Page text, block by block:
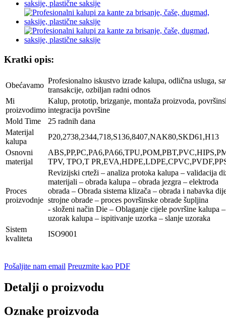
Kratki opis:
Obećavamo
Profesionalno iskustvo izrade kalupa, odlična usluga,
transakcije, ozbiljan radni odnos
Mi
proizvodimo
Kalup, prototip, brizganje, montaža proizvoda,
integracija površine
Mold Time
25 radnih dana
Materijal
kalupa
P20,2738,2344,718,S136,8407,NAK80,SKD61,H13
Osnovni
materijal
TPV, TPO,T
Proces
proizvodnje
Revizijski crteži – analiza protoka kalupa – validacija
materijali – obrada kalupa – obrada jezgra – elektroda
obrada – Obrada sistema klizača – obrada i nabavka
strojne obrade – proces površinske obrade šupljina
- složeni način Die – Oblaganje cijele površine kalupa
uzorak kalupa – ispitivanje uzorka – slanje uzoraka
Sistem
kvaliteta
ISO9001
Pošaljite nam email Preuzmite kao PDF
Detalji o proizvodu
Oznake proizvoda